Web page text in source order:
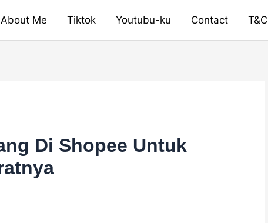
About Me Tiktok Youtubu-ku Contact T&C
Di Shopee Untuk